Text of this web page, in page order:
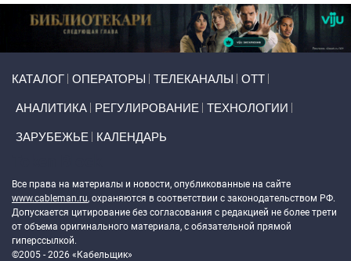
КАТАЛОГ ОПЕРАТОРЫ ТЕЛЕКАНАЛЫ ОТТ
АНАЛИТИКА РЕГУЛИРОВАНИЕ ТЕХНОЛОГИИ
ЗАРУБЕЖЬЕ КАЛЕНДАРЬ
Все права на материалы и новости, опубликованные на сайте
www.cableman.ru, охраняются в соответствии с законодательством РФ.
Допускается цитирование без согласования с редакцией не более трети
от объема оригинального материала, с обязательной прямой
гиперссылкой.
©2005 - 2026 «Кабельщик»